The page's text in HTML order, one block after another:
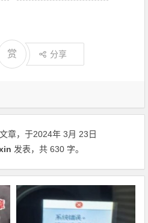
赏 分享
章，于2024年 3月 23日
发表，共 630 字。